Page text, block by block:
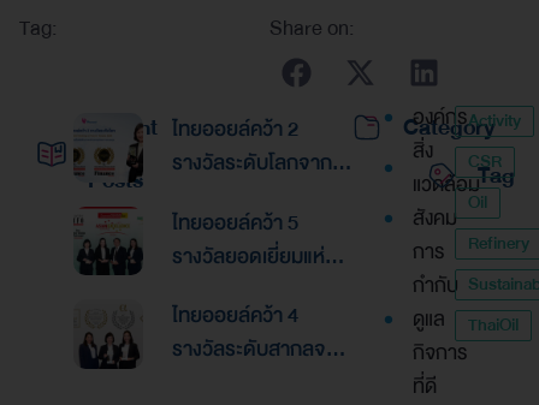
Tag:
Share on:
Recent
Posts
ไทยออยล์คว้า 2
รางวัลระดับโลกจาก
Finance Awards
2026ตอกย้ำความเป็น
เลิศด้านการบริหาร
การเงินและการระดม
ทุน
ไทยออยล์คว้า 5
รางวัลยอดเยี่ยมแห่ง
รางวัล “Asian
Excellence Award
ไทยออยล์คว้า 4
รางวัลระดับสากลจาก
Category
องค์กร
สิ่ง
แวดล้อม
สังคม
การ
กำกับ
ดูแล
กิจการ
ที่ดี
Tag
Activity
CSR
Oil
Refinery
ThaiOil